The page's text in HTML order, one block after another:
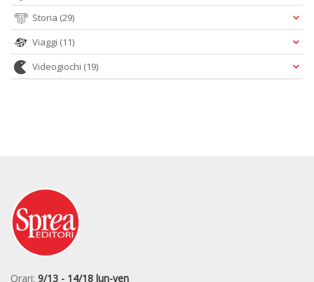
Storia (29)
Viaggi (11)
Videogiochi (19)
Orari: 9/13 - 14/18 lun-ven